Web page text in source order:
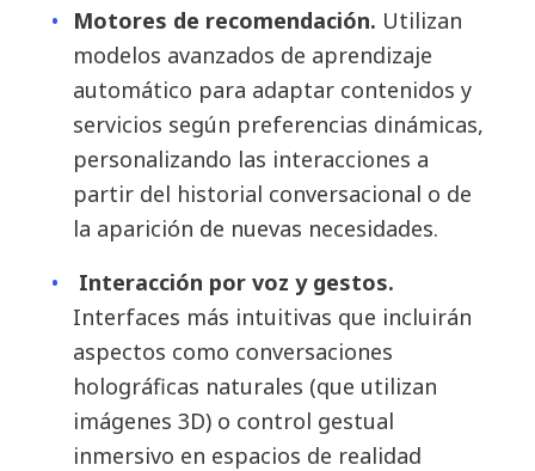
Motores de recomendación. Utilizan
modelos avanzados de aprendizaje
automático para adaptar contenidos y
servicios según preferencias dinámicas,
personalizando las interacciones a
partir del historial conversacional o de
la aparición de nuevas necesidades.
Interacción por voz y gestos.
Interfaces más intuitivas que incluirán
aspectos como conversaciones
holográficas naturales (que utilizan
imágenes 3D) o control gestual
inmersivo en espacios de realidad